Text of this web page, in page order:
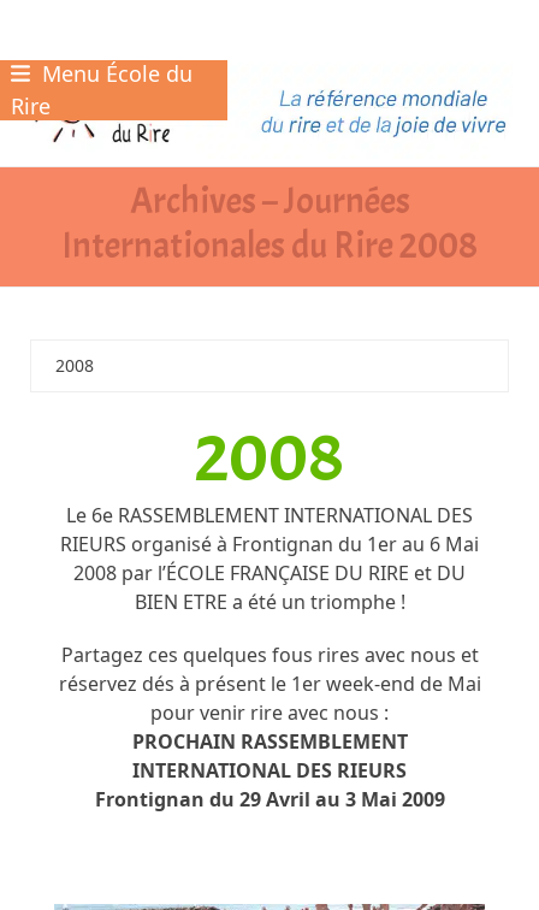
Skip
to
content
Menu École du
Rire
Archives – Journées
Internationales du Rire 2008
2008
2008
Le 6e RASSEMBLEMENT INTERNATIONAL DES
RIEURS organisé à Frontignan du 1er au 6 Mai
2008 par l’ÉCOLE FRANÇAISE DU RIRE et DU
BIEN ETRE a été un triomphe !
Partagez ces quelques fous rires avec nous et
réservez dés à présent le 1er week-end de Mai
pour venir rire avec nous :
PROCHAIN RASSEMBLEMENT
INTERNATIONAL DES RIEURS
Frontignan du 29 Avril au 3 Mai 2009